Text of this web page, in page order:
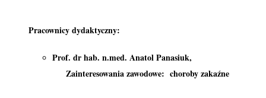
Pracownicy dydaktyczny:
Prof. dr hab. n.med. Anatol Panasiuk,
Zainteresowania zawodowe: choroby zakaźne